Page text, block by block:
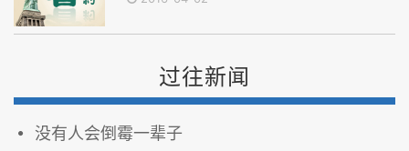
过往新闻
没有人会倒霉一辈子